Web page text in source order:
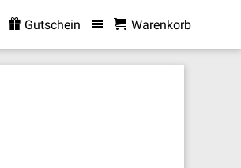
Gutschein Warenkorb